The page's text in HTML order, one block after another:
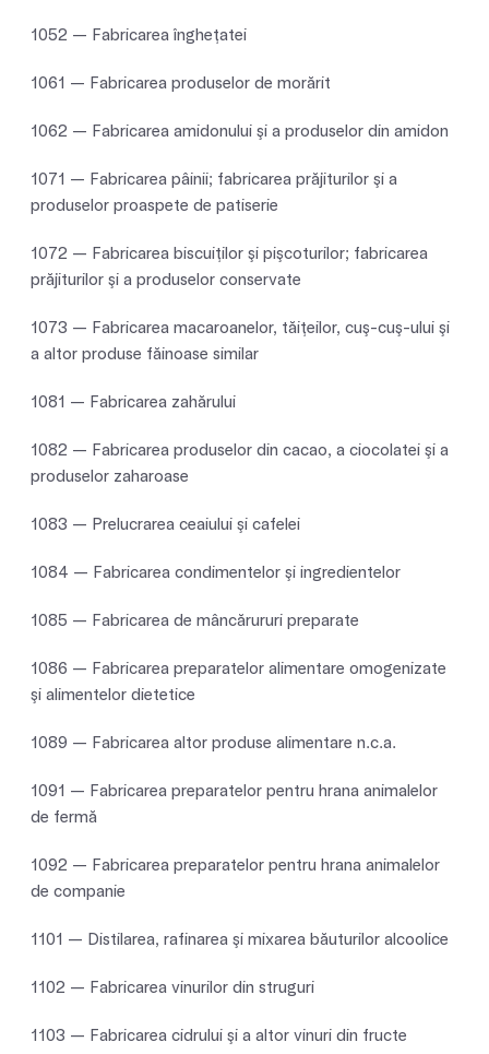
1052 — Fabricarea îngheţatei
1061 — Fabricarea produselor de morărit
1062 — Fabricarea amidonului şi a produselor din amidon
1071 — Fabricarea pâinii; fabricarea prăjiturilor şi a
produselor proaspete de patiserie
1072 — Fabricarea biscuiţilor şi pişcoturilor; fabricarea
prăjiturilor şi a produselor conservate
1073 — Fabricarea macaroanelor, tăiţeilor, cuş-cuş-ului şi
a altor produse făinoase similar
1081 — Fabricarea zahărului
1082 — Fabricarea produselor din cacao, a ciocolatei şi a
produselor zaharoase
1083 — Prelucrarea ceaiului şi cafelei
1084 — Fabricarea condimentelor şi ingredientelor
1085 — Fabricarea de mâncărururi preparate
1086 — Fabricarea preparatelor alimentare omogenizate
şi alimentelor dietetice
1089 — Fabricarea altor produse alimentare n.c.a.
1091 — Fabricarea preparatelor pentru hrana animalelor
de fermă
1092 — Fabricarea preparatelor pentru hrana animalelor
de companie
1101 — Distilarea, rafinarea şi mixarea băuturilor alcoolice
1102 — Fabricarea vinurilor din struguri
1103 — Fabricarea cidrului şi a altor vinuri din fructe